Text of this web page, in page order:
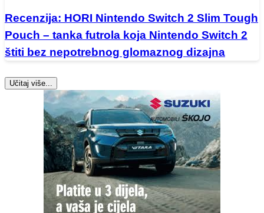
Recenzija: HORI Nintendo Switch 2 Slim Tough
Pouch – tanka futrola koja Nintendo Switch 2
štiti bez nepotrebnog glomaznog dizajna
Učitaj više...